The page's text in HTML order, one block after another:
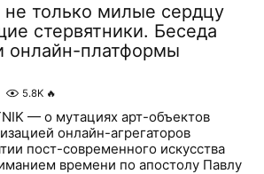
только милые сердцу
стервятники. Беседа
онлайн-платформы
5.8K 🔥
— о мутациях арт-объектов
онлайн-агрегаторов
пост-современного искусства
времени по апостолу Павлу